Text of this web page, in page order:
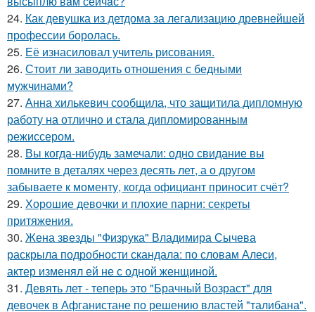
24. Как девушка из детдома за легализацию древнейшей
профессии боролась.
25. Её изнасиловал учитель рисования.
26. Стоит ли заводить отношения с бедными
мужчинами?
27. Анна хилькевич сообщила, что защитила дипломную
работу на отлично и стала дипломированным
режиссером.
28. Вы когда-нибудь замечали: одно свидание вы
помните в деталях через десять лет, а о другом
забываете к моменту, когда официант приносит счёт?
29. Хорошие девочки и плохие парни: секреты
притяжения.
30. Жена звезды "Физрука" Владимира Сычева
раскрыла подробности скандала: по словам Алеси,
актер изменял ей не с одной женщиной.
31. Девять лет - теперь это "Брачный Возраст" для
девочек в Афганистане по решению властей "талибана".